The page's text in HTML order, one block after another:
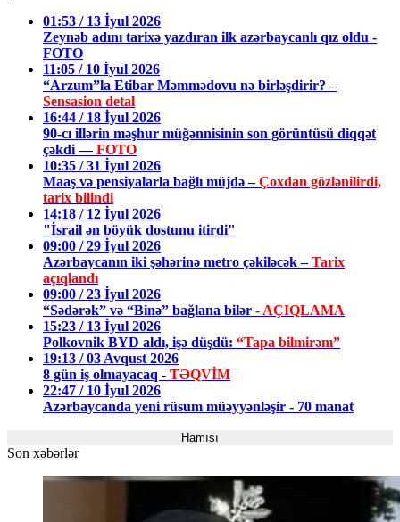
01:53 / 13 İyul 2026
Zeynəb adını tarixə yazdıran ilk azərbaycanlı qız oldu -
FOTO
11:05 / 10 İyul 2026
“Arzum”la Etibar Məmmədovu nə birləşdirir?–
Sensasion detal
16:44 / 18 İyul 2026
90-cı illərin məşhur müğənnisinin son görüntüsü diqqət
çəkdi —FOTO
10:35 / 31 İyul 2026
Maaş və pensiyalarla bağlı müjdə –Çoxdan gözlənilirdi,
tarix bilindi
14:18 / 12 İyul 2026
"İsrail ən böyük dostunu itirdi"
09:00 / 29 İyul 2026
Azərbaycanın iki şəhərinə metro çəkiləcək –Tarix
açıqlandı
09:00 / 23 İyul 2026
“Sədərək” və “Binə” bağlana bilər - AÇIQLAMA
15:23 / 13 İyul 2026
Polkovnik BYD aldı, işə düşdü: “Tapa bilmirəm”
19:13 / 03 Avqust 2026
8 gün iş olmayacaq - TƏQVİM
22:47 / 10 İyul 2026
Azərbaycanda yeni rüsum müəyyənləşir - 70 manat
Hamısı
Son xəbərlər